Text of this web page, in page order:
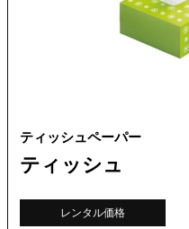
ティッシュペーパー
ティッシュ
レンタル価格